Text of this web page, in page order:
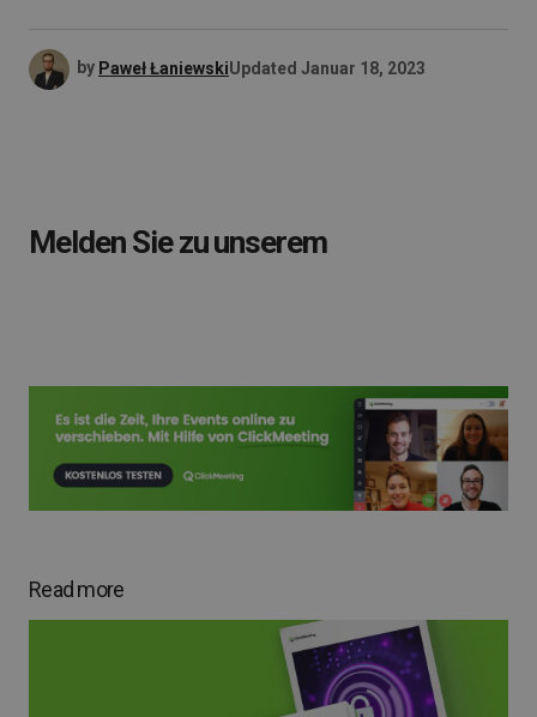
by Paweł ŁaniewskiUpdated Januar 18, 2023
Melden Sie zu unserem
Read more